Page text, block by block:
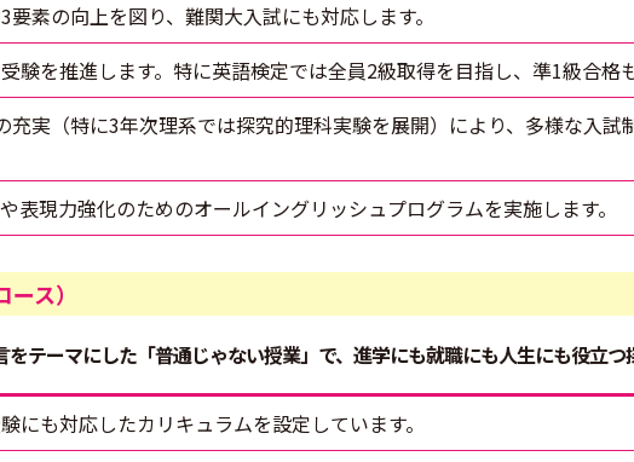
素の向上を図り、難関大入試にも対応します。
験を推進します。特に英語検定では全員2級取得を目指し、準1級合格
実（特に3年次理系では探究的理科実験を展開）により、多様な入試
表現力強化のためのオールイングリッシュプログラムを実施します。
ス）
テーマにした「普通じゃない授業」で、進学にも就職にも人生にも役立つ
にも対応したカリキュラムを設定しています。